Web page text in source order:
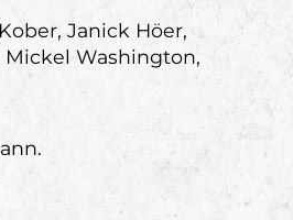
Janick Höer,
Mickel Washington,